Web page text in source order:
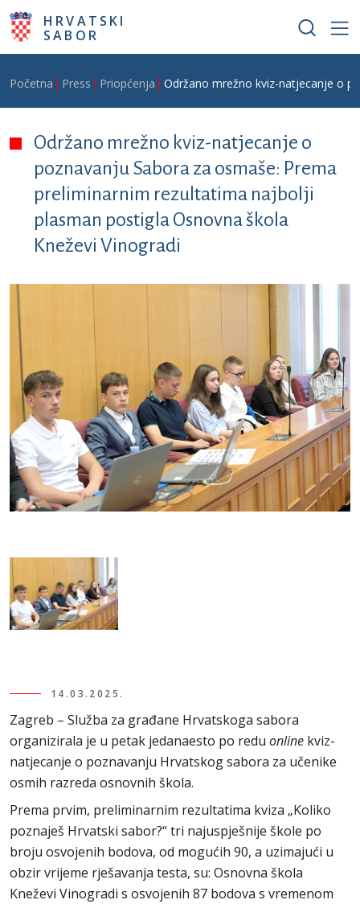
Skoči na glavni sadržaj
HRVATSKI
SABOR
Breadcrumb
Početna Press Priopćenja Održano mrežno kviz-natjecanje o
Održano mrežno kviz-natjecanje o
poznavanju Sabora za osmaše: Prema
preliminarnim rezultatima najbolji
plasman postigla Osnovna škola
Kneževi Vinogradi
14.03.2025.
Zagreb – Služba za građane Hrvatskoga sabora
organizirala je u petak jedanaesto po redu online kviz-
natjecanje o poznavanju Hrvatskog sabora za učenike
osmih razreda osnovnih škola.
Prema prvim, preliminarnim rezultatima kviza „Koliko
poznaješ Hrvatski sabor?“ tri najuspješnije škole po
broju osvojenih bodova, od mogućih 90, a uzimajući u
obzir vrijeme rješavanja testa, su: Osnovna škola
Kneževi Vinogradi s osvojenih 87 bodova s vremenom